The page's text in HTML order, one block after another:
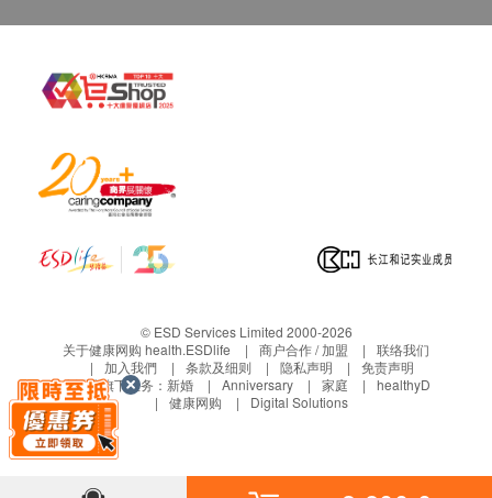
$1000 丰泽电子礼券
氯化物
肌酸酐
甲状腺素
红细胞比容
红血球计数
白血球
白血球五项分类
血色素
红细胞平均血红素
红血球平均血红素浓度
(胃), 癌胚抗原(结肠), 艾柏斯坦氏病毒全面抗体(鼻咽), 前列腺
癌抗原, 游离前列腺癌抗原 (原价 $5200)
© ESD Services Limited 2000-2026
关于健康网购 health.ESDlife
商户合作 / 加盟
联络我们
加入我們
条款及细则 隐私声明
免责声明
生活易旗下业务： 新婚 Anniversary 家庭
healthyD
健康网购
Digital Solutions